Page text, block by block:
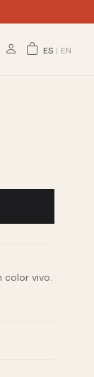
ES | EN
color vivo.